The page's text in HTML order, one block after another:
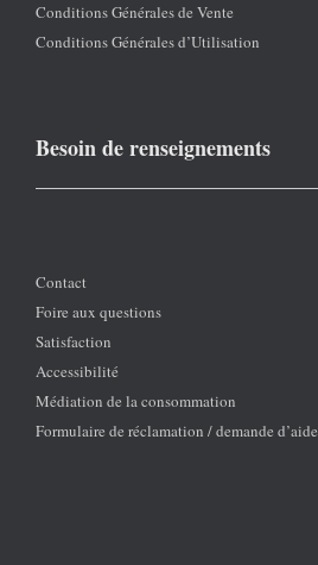
Conditions Générales de Vente
Conditions Générales d’Utilisation
Besoin de renseignements
Contact
Foire aux questions
Satisfaction
Accessibilité
Médiation de la consommation
Formulaire de réclamation / demande d’aide